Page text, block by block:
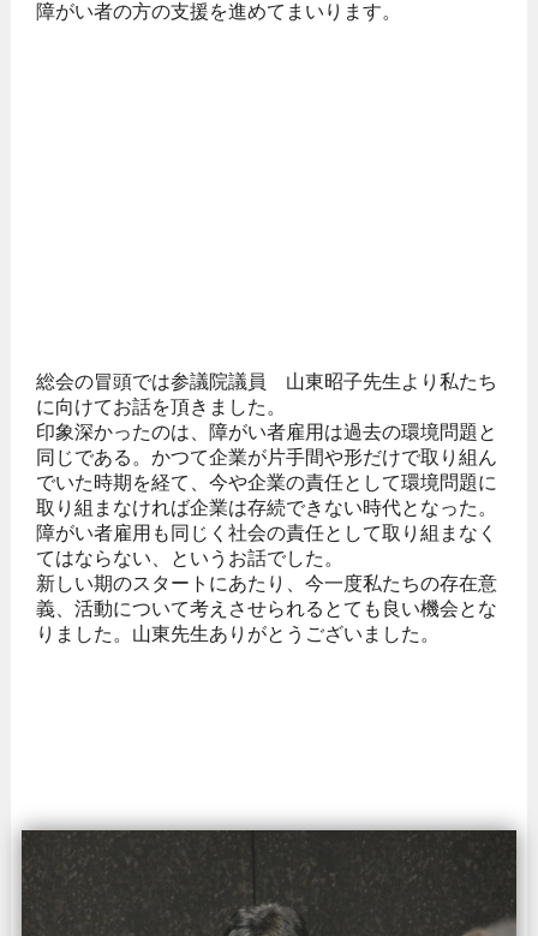
障がい者の方の支援を進めてまいります。
総会の冒頭では参議院議員 山東昭子先生より私たち
に向けてお話を頂きました。
印象深かったのは、障がい者雇用は過去の環境問題と
同じである。かつて企業が片手間や形だけで取り組ん
でいた時期を経て、今や企業の責任として環境問題に
取り組まなければ企業は存続できない時代となった。
障がい者雇用も同じく社会の責任として取り組まなく
てはならない、というお話でした。
新しい期のスタートにあたり、今一度私たちの存在意
義、活動について考えさせられるとても良い機会とな
りました。山東先生ありがとうございました。